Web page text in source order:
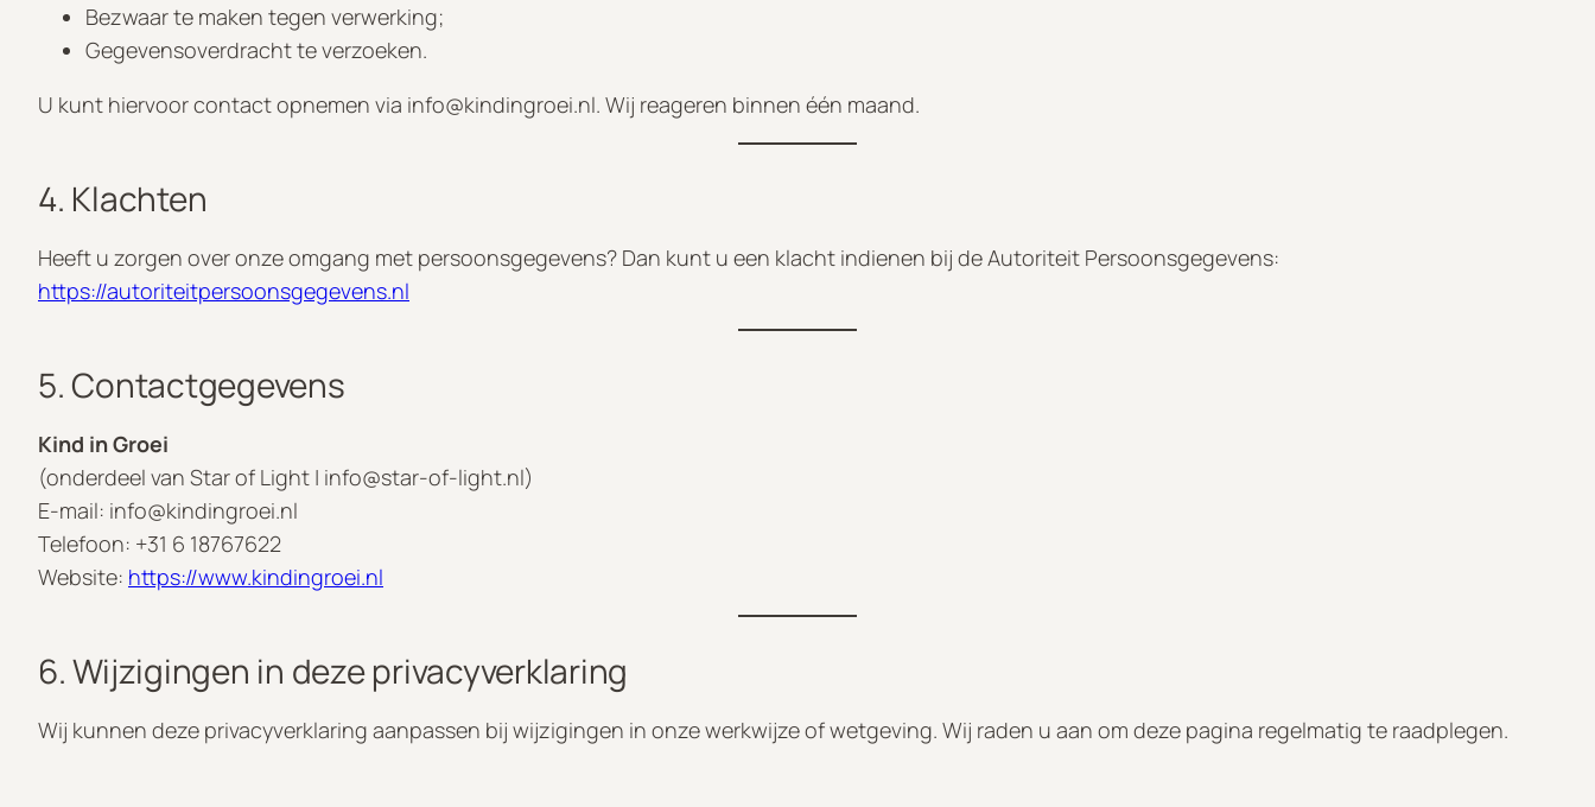
Bezwaar te maken tegen verwerking;
Gegevensoverdracht te verzoeken.
U kunt hiervoor contact opnemen via info@kindingroei.nl. Wij reageren binnen één maand.
4. Klachten
Heeft u zorgen over onze omgang met persoonsgegevens? Dan kunt u een klacht indienen bij de Autoriteit Persoonsgegevens:
https://autoriteitpersoonsgegevens.nl
5. Contactgegevens
Kind in Groei
(onderdeel van Star of Light | info@star-of-light.nl)
E-mail: info@kindingroei.nl
Telefoon: +31 6 18767622
Website: https://www.kindingroei.nl
6. Wijzigingen in deze privacyverklaring
Wij kunnen deze privacyverklaring aanpassen bij wijzigingen in onze werkwijze of wetgeving. Wij raden u aan om deze pagina regelmatig te raadplegen.